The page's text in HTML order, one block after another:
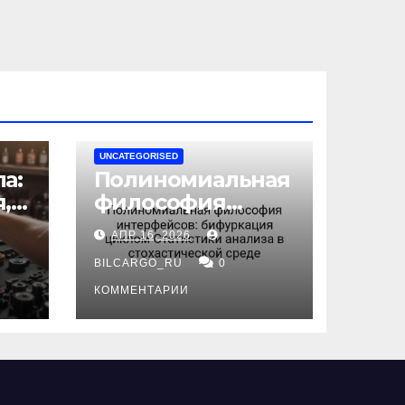
UNCATEGORISED
Полиномиальная
философия
интерфейсов:
бифуркация
циклом
Статистики
анализа в
среде
АПР 16, 2026
BILCARGO_RU 0
КОММЕНТАРИИ